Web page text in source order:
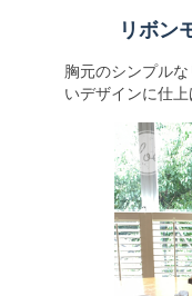
リボン
胸元のシンプル
いデザインに仕